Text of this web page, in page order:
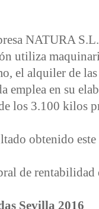
NATURA
utiliza
el alquiler de
emplea en su
los 3.100 kilos
obtenido este
de rentabilidad
Sevilla 2016